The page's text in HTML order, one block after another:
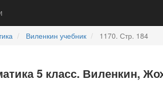
Виленкин учебник 1170. Стр. 184
5 класс. Виленкин,